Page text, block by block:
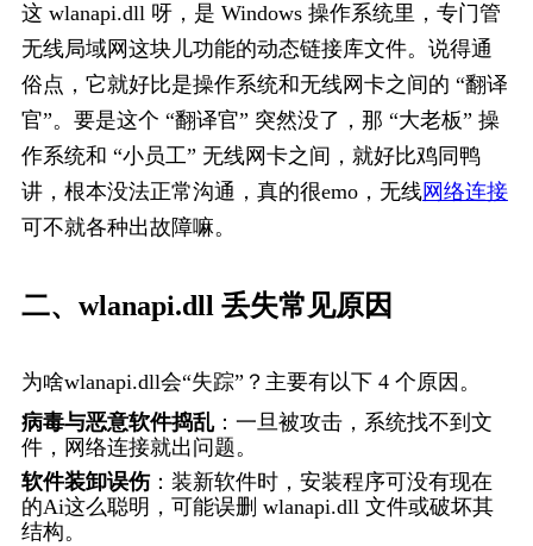
这 wlanapi.dll 呀，是 Windows 操作系统里，专门管
无线局域网这块儿功能的动态链接库文件。说得通
俗点，它就好比是操作系统和无线网卡之间的 “翻译
官”。要是这个 “翻译官” 突然没了，那 “大老板” 操
作系统和 “小员工” 无线网卡之间，就好比鸡同鸭
讲，根本没法正常沟通，真的很emo，无线网络连接
可不就各种出故障嘛。
二、wlanapi.dll 丢失常见原因
为啥wlanapi.dll会“失踪”？主要有以下 4 个原因。
病毒与恶意软件捣乱：一旦被攻击，系统找不到文
件，网络连接就出问题。
软件装卸误伤：装新软件时，安装程序可没有现在
的Ai这么聪明，可能误删 wlanapi.dll 文件或破坏其
结构。